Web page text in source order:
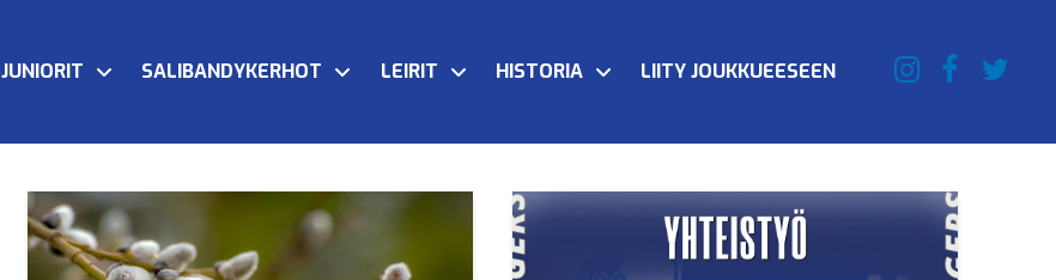
JUNIORIT SALIBANDYKERHOT LEIRIT HISTORIA LIITY JOUKKUEESEEN